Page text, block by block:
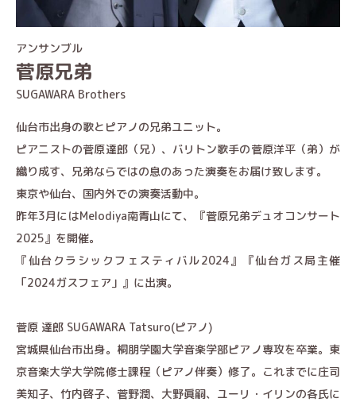
菅原兄弟
SUGAWARA Brothers
アンサンブル
仙台市出身の歌とピアノの兄弟ユニット。
ピアニストの菅原達郎（兄）、バリトン歌手の菅原洋平（弟）が
織り成す、兄弟ならではの息のあった演奏をお届け致します。
東京や仙台、国内外での演奏活動中。
昨年3月にはMelodiya南青山にて、『菅原兄弟デュオコンサート
2025』を開催。
『仙台クラシックフェスティバル2024』『仙台ガス局主催
「2024ガスフェア」』に出演。
菅原 達郎 SUGAWARA Tatsuro(ピアノ)
宮城県仙台市出身。桐朋学園大学音楽学部ピアノ専攻を卒業。東
京音楽大学大学院修士課程（ピアノ伴奏）修了。これまでに庄司
美知子、竹内啓子、菅野潤、大野眞嗣、ユーリ・イリンの各氏に